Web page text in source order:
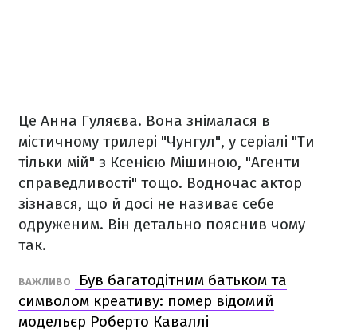
Це Анна Гуляєва. Вона знімалася в
містичному трилері "Чунгул", у серіалі "Ти
тільки мій" з Ксенією Мішиною, "Агенти
справедливості" тощо. Водночас актор
зізнався, що й досі не називає себе
одруженим. Він детально пояснив чому
так.
ВАЖЛИВО
Був багатодітним батьком та
символом креативу: помер відомий
модельєр Роберто Каваллі